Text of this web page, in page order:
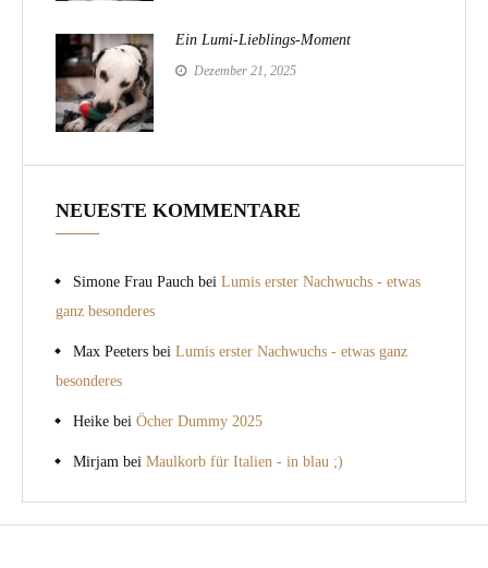
Ein Lumi-Lieblings-Moment
Dezember 21, 2025
NEUESTE KOMMENTARE
Simone Frau Pauch bei Lumis erster Nachwuchs - etwas
ganz besonderes
Max Peeters bei Lumis erster Nachwuchs - etwas ganz
besonderes
Heike bei Öcher Dummy 2025
Mirjam bei Maulkorb für Italien - in blau ;)